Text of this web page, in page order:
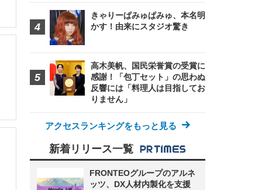
きゃりーぱみゅぱみゅ、本名明
かす！由来にスタジオ驚き
高木美帆、国民栄誉賞の受賞に
感謝！「包丁セット」の思わぬ
反響には「料理人は目指してお
りません」
アクセスランキングをもっと見る
新着リリース一覧
FRONTEOグループのアルネ
ッツ、DX人材内製化を支援